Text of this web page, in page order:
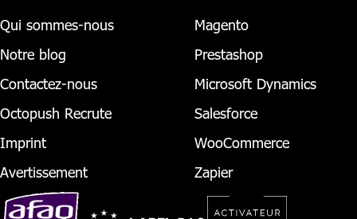
Qui sommes-nous
Notre blog
Contactez-nous
Octopush Recrute
Imprint
Avertissement
Magento
Prestashop
Microsoft Dynamics
Salesforce
WooCommerce
Zapier